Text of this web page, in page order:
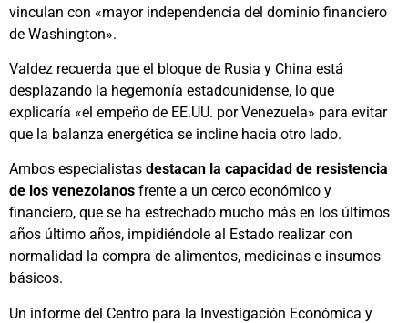
vinculan con «mayor independencia del dominio financiero
de Washington».
Valdez recuerda que el bloque de Rusia y China está
desplazando la hegemonía estadounidense, lo que
explicaría «el empeño de EE.UU. por Venezuela» para evitar
que la balanza energética se incline hacia otro lado.
Ambos especialistas destacan la capacidad de resistencia
de los venezolanos frente a un cerco económico y
financiero, que se ha estrechado mucho más en los últimos
años último años, impidiéndole al Estado realizar con
normalidad la compra de alimentos, medicinas e insumos
básicos.
Un informe del Centro para la Investigación Económica y